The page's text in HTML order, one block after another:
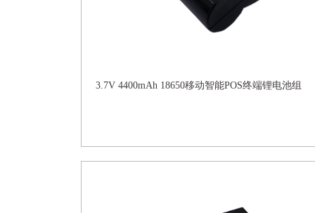
3.7V 4400mAh 18650移动智能POS终端锂电池组